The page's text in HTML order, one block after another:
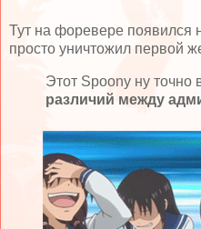
Тут на форевере появился
просто уничтожил первой
Этот Spoony ну точно
различий между